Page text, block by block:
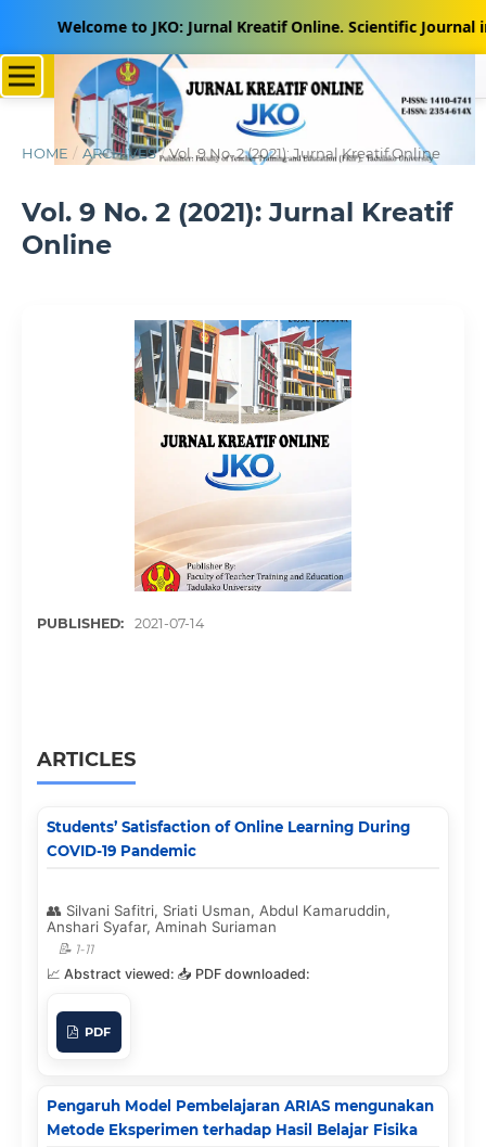
Welcome to JKO: Jurnal Kreatif Online. Scientific Journal in
HOME / ARCHIVES / Vol. 9 No. 2 (2021): Jurnal Kreatif Online
Vol. 9 No. 2 (2021): Jurnal Kreatif
Online
PUBLISHED: 2021-07-14
ARTICLES
Students’ Satisfaction of Online Learning During
COVID-19 Pandemic
Silvani Safitri, Sriati Usman, Abdul Kamaruddin,
Anshari Syafar, Aminah Suriaman
1-11
PDF
Pengaruh Model Pembelajaran ARIAS mengunakan
Metode Eksperimen terhadap Hasil Belajar Fisika